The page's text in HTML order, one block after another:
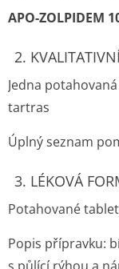
APO-ZOLPIDEM
2.
Jedna
tartras
Úplný seznam
3. LÉKOVÁ
Potahované
Popis přípravku: